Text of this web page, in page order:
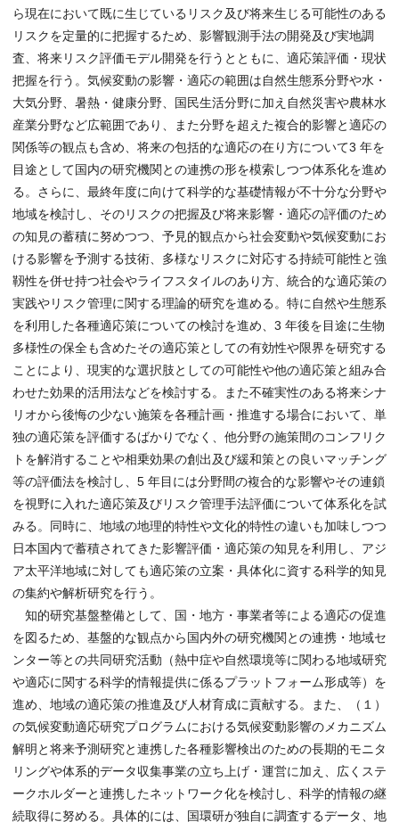
ら現在において既に生じているリスク及び将来生じる可能性のある
リスクを定量的に把握するため、影響観測手法の開発及び実地調
査、将来リスク評価モデル開発を行うとともに、適応策評価・現状
把握を行う。気候変動の影響・適応の範囲は自然生態系分野や水・
大気分野、暑熱・健康分野、国民生活分野に加え自然災害や農林水
産業分野など広範囲であり、また分野を超えた複合的影響と適応の
関係等の観点も含め、将来の包括的な適応の在り方について3 年を
目途として国内の研究機関との連携の形を模索しつつ体系化を進め
る。さらに、最終年度に向けて科学的な基礎情報が不十分な分野や
地域を検討し、そのリスクの把握及び将来影響・適応の評価のため
の知見の蓄積に努めつつ、予見的観点から社会変動や気候変動にお
ける影響を予測する技術、多様なリスクに対応する持続可能性と強
靱性を併せ持つ社会やライフスタイルのあり方、統合的な適応策の
実践やリスク管理に関する理論的研究を進める。特に自然や生態系
を利用した各種適応策についての検討を進め、3 年後を目途に生物
多様性の保全も含めたその適応策としての有効性や限界を研究する
ことにより、現実的な選択肢としての可能性や他の適応策と組み合
わせた効果的活用法などを検討する。また不確実性のある将来シナ
リオから後悔の少ない施策を各種計画・推進する場合において、単
独の適応策を評価するばかりでなく、他分野の施策間のコンフリク
トを解消することや相乗効果の創出及び緩和策との良いマッチング
等の評価法を検討し、5 年目には分野間の複合的な影響やその連鎖
を視野に入れた適応策及びリスク管理手法評価について体系化を試
みる。同時に、地域の地理的特性や文化的特性の違いも加味しつつ
日本国内で蓄積されてきた影響評価・適応策の知見を利用し、アジ
ア太平洋地域に対しても適応策の立案・具体化に資する科学的知見
の集約や解析研究を行う。
知的研究基盤整備として、国・地方・事業者等による適応の促進
を図るため、基盤的な観点から国内外の研究機関との連携・地域セ
ンター等との共同研究活動（熱中症や自然環境等に関わる地域研究
や適応に関する科学的情報提供に係るプラットフォーム形成等）を
進め、地域の適応策の推進及び人材育成に貢献する。また、（１）
の気候変動適応研究プログラムにおける気候変動影響のメカニズム
解明と将来予測研究と連携した各種影響検出のための長期的モニタ
リングや体系的データ収集事業の立ち上げ・運営に加え、広くステ
ークホルダーと連携したネットワーク化を検討し、科学的情報の継
続取得に努める。具体的には、国環研が独自に調査するデータ、地